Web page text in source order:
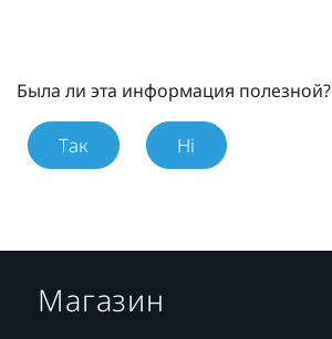
Была ли эта информация полезной?
Так Ні
Магазин